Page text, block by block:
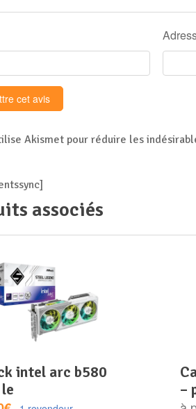
Akismet pour réduire les
associés
carte graphique – asus
–